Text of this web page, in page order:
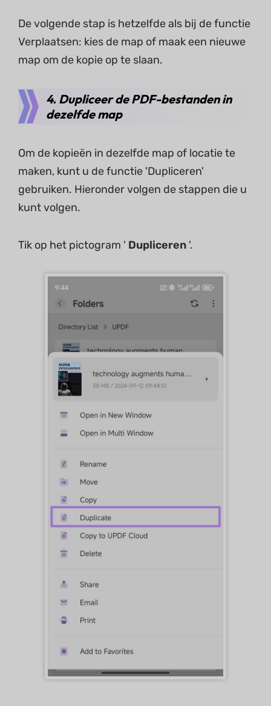
De volgende stap is hetzelfde als bij de functie
Verplaatsen: kies de map of maak een nieuwe
map om de kopie op te slaan.
4. Dupliceer de PDF-bestanden in
dezelfde map
Om de kopieën in dezelfde map of locatie te
maken, kunt u de functie 'Dupliceren'
gebruiken. Hieronder volgen de stappen die u
kunt volgen.
Tik op het pictogram ' Dupliceren '.